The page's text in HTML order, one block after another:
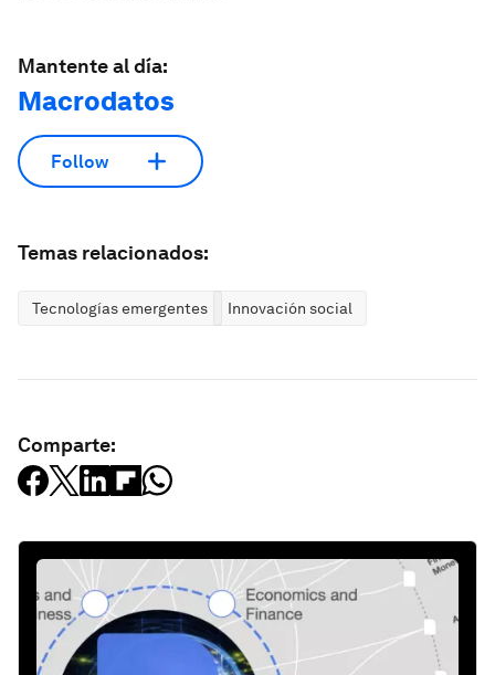
Mantente al día:
Macrodatos
Follow
Temas relacionados:
Tecnologías emergentes Innovación social
Comparte: